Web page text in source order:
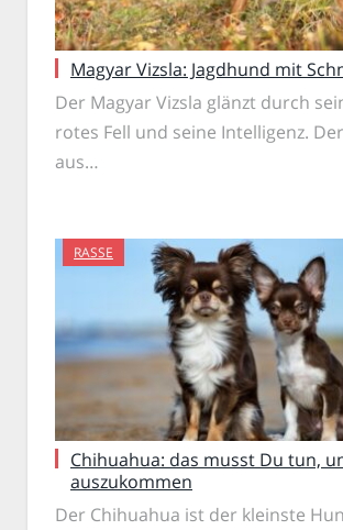
Magyar Vizsla: Jagdhund mit
Der Magyar Vizsla glänzt durch
rotes Fell und seine Intelligenz.
aus…
RASSE
Chihuahua: das musst Du tun,
auszukommen
Der Chihuahua ist der kleinste